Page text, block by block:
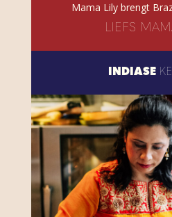
Mama Lily brengt
LIEFS
INDIASE